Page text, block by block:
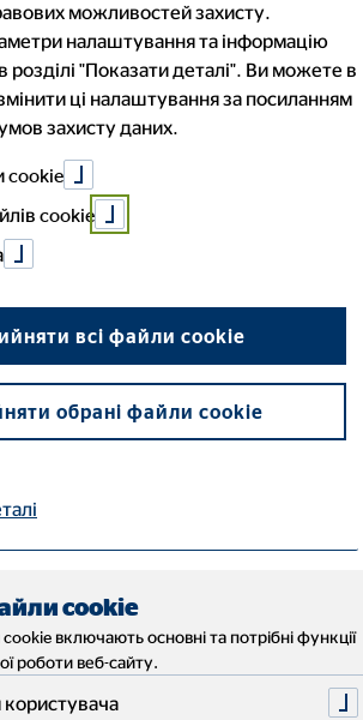
—
ТОВ 'ОВБ Алфінанц
з Вами
зрозумілою
поради, найважливішим є
кроку, який має бути зроблений. Саме
можливостей захисту.
налаштування та інформацію
розділі "Показати деталі". Ви можете в
ці налаштування за посиланням
захисту даних.
cookie
cookie
всі файли cookie
обрані файли cookie
cookie
включають основні та потрібні функції
роботи веб-сайту.